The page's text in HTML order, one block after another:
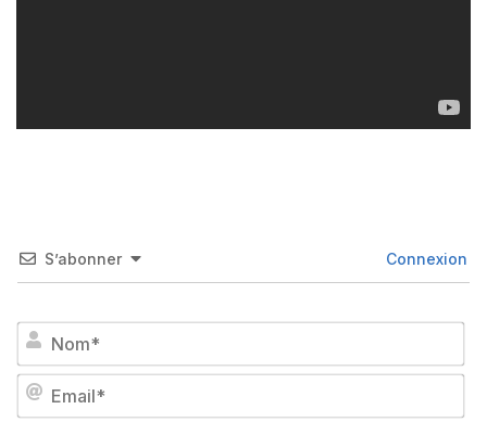
S’abonner Connexion